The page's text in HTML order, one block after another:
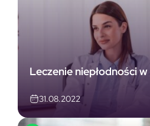
Leczenie niepłodności
31.08.2022